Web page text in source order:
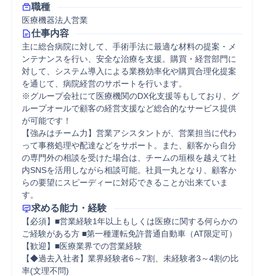
職種
医療機器法人営業
仕事内容
主に総合病院に対して、手術手法に最適な材料の提案・メ
ンテナンスを行い、安全な治療を支援。購買・経営部門に
対して、システム導入による業務効率化や購買合理化提案
を通じて、病院経営のサポートを行います。
※グループ会社にて医療機関のDX化支援等もしており、グ
ループオールで顧客の経営支援など総合的なサービス提供
が可能です！
【強みはチーム力】営業アシスタントが、営業担当に代わ
って事務処理や配達などをサポート。また、顧客から自分
の専門外の相談を受けた場合は、チームの垣根を越えて社
内SNSを活用しながら相談可能。社員一丸となり、顧客か
らの要望にスピーディーに対応できることが出来ていま
す。
求める能力・経験
【必須】■営業経験1年以上もしくは医療に関する何らかの
ご経験がある方 ■第一種運転免許普通自動車（AT限定可）
【歓迎】■医療業界での営業経験
【◆過去入社者】業界経験者6～7割、未経験者3～4割の比
率(文理不問)